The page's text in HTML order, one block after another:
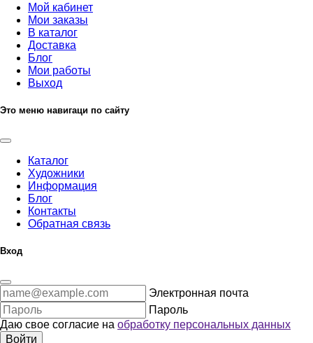
Мой кабинет
Мои заказы
В каталог
Доставка
Блог
Мои работы
Выход
Это меню навигаци по сайту
Каталог
Художники
Информация
Блог
Контакты
Обратная связь
Вход
Электронная почта
Пароль
Даю свое согласие на обработку персональных данных
Войти